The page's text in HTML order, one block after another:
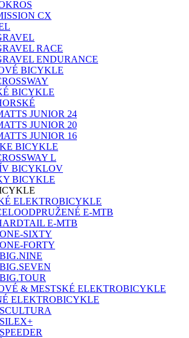
CX
RACE
ENDURANCE
BICYKLE
BICYKLE
JUNIOR 24
JUNIOR 20
JUNIOR 16
BICYKLE
L
BICYKLOV
BICYKLE
ELEKTROBICYKLE
E-MTB
E-MTB
SIXTY
FORTY
& MESTSKÉ ELEKTROBICYKLE
ELEKTROBICYKLE